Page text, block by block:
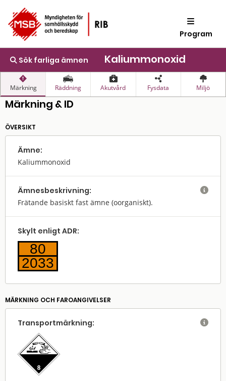
Program
Sök farliga ämnen Kaliummonoxid
Märkning Räddning Akutvård Fysdata Miljö
Märkning & ID
ÖVERSIKT
Ämne:
Kaliummonoxid
Ämnes­beskrivning:
Frätande basiskt fast ämne (oorganiskt).

Skylt enligt ADR:
80
2033
MÄRKNING OCH FAROANGIVELSER
Transport­märkning: 